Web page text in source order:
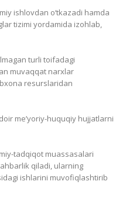
ishlovdan o‘tkazadi hamda
tizimi yordamida izohlab,
turli toifadagi
muvaqqat narxlar
resurslaridan
me’yoriy-huquqiy hujjatlarni
tadqiqot muassasalari
qiladi, ularning
ishlarini muvofiqlashtirib